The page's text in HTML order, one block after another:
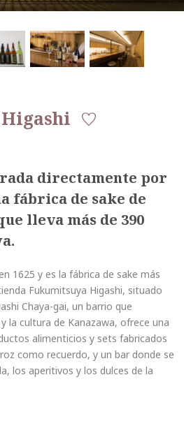
directamente por
fábrica de sake de
lleva más de 390
1625 y es la fábrica de sake más
Fukumitsuya Higashi, situado
Chaya-gai, un barrio que
la cultura de Kanazawa, ofrece una
alimenticios y sets fabricados
como recuerdo, y un bar donde se
los aperitivos y los dulces de la